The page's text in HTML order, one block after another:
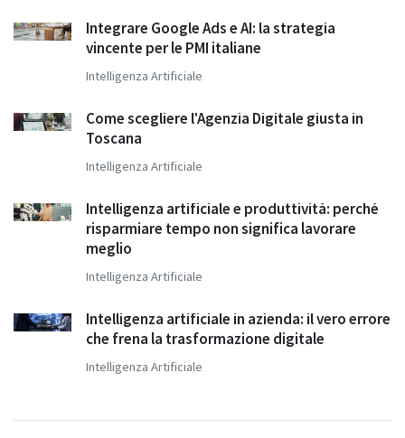
Integrare Google Ads e AI: la strategia
vincente per le PMI italiane
Intelligenza Artificiale
Come scegliere l'Agenzia Digitale giusta in
Toscana
Intelligenza Artificiale
Intelligenza artificiale e produttività: perché
risparmiare tempo non significa lavorare
meglio
Intelligenza Artificiale
Intelligenza artificiale in azienda: il vero errore
che frena la trasformazione digitale
Intelligenza Artificiale